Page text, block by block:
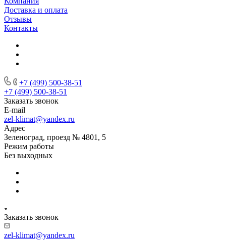
Доставка и оплата
Отзывы
Контакты
+7 (499) 500-38-51
+7 (499) 500-38-51
Заказать звонок
E-mail
zel-klimat@yandex.ru
Адрес
Зеленоград, проезд № 4801, 5
Режим работы
Без выходных
Заказать звонок
zel-klimat@yandex.ru